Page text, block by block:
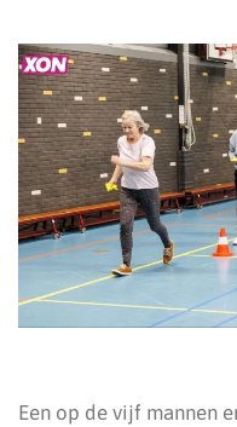
Een op de vijf mannen